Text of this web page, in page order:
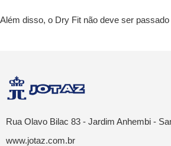
Além disso, o Dry Fit não deve ser passado
Rua Olavo Bilac 83 - Jardim Anhembi -
www.jotaz.com.br